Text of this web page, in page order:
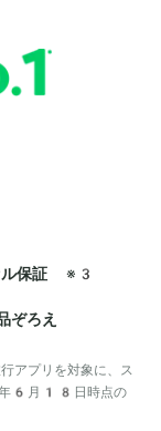
保証 ※3
ぞろえ
アプリを対象に、ス
年6月18日時点の